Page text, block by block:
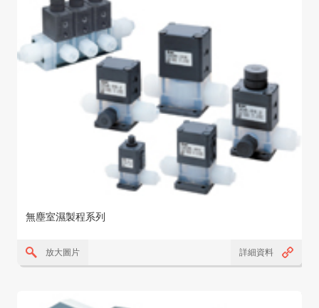
無塵室濕製程系列
放大圖片 詳細資料